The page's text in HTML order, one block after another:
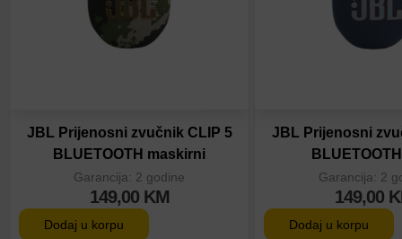
JBL Prijenosni zvučnik CLIP 5
BLUETOOTH maskirni
Garancija: 2 godine
149,00 KM
Dodaj u korpu
JBL Prijenosni
Garancija: 2
149,00
Dodaj u korpu